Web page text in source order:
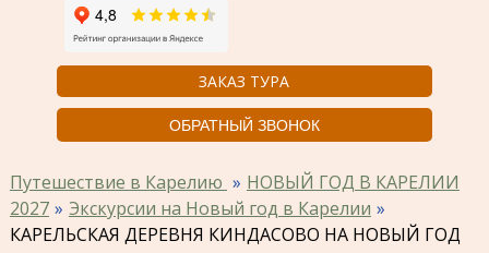
ЗАКАЗ ТУРА
ОБРАТНЫЙ ЗВОНОК
Путешествие в Карелию
НОВЫЙ ГОД В КАРЕЛИИ
2027
Экскурсии на Новый год в Карелии
КАРЕЛЬСКАЯ ДЕРЕВНЯ КИНДАСОВО НА НОВЫЙ ГОД